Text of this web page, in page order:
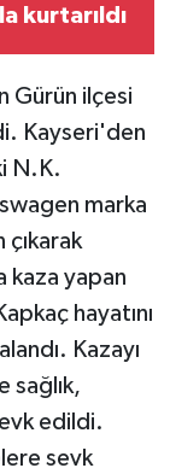
kurtarıldı
Gürün ilçesi
Kayseri'den
N.K.
marka
kaza yapan
hayatını
Kazayı
sağlık,
edildi.
sevk